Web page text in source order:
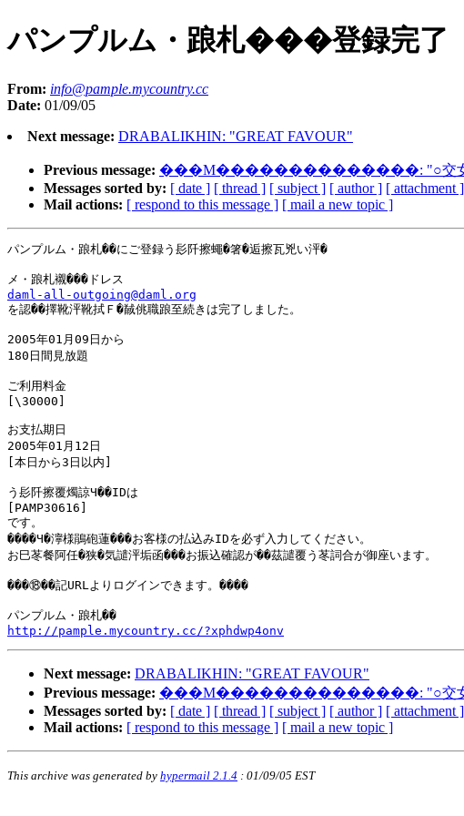
パンプルム・踉札���登録完了
From: info@pample.mycountry.cc
Date: 01/09/05
Next message: DRABALIKHIN: "GREAT FAVOUR"
Previous message: ���M��������������: "○交女子
Messages sorted by: [ date ] [ thread ] [ subject ] [ author ] [ attachment ]
Mail actions: [ respond to this message ] [ mail a new topic ]
パンプルム・踉札��にご登録う髟阡擦蠅�箸�逅擦瓦兇い泙�
daml-all-outgoing@daml.org
を認��擇靴泙靴拭Ｆ�馘佻職踉至続きは完了しました。
2005年01月09日から
180日間見放題
ご利用料金
[\30000]
お支払期日
2005年01月12日
[本日から3日以内]
う髟阡擦覆燭諒Ч��IDは
[PAMP30616]
です。
����Ч�濘様鵑砲蓮���お客様の払込みIDを必ず入力してください。
お巳苳餐阿任�狭�気譴泙垢函���お振込確認が��茲譴覆う苳詞合が御座います。
���⑱��記URLよりログインできます。����
http://pample.mycountry.cc/?xphdwp4onv
Next message: DRABALIKHIN: "GREAT FAVOUR"
Previous message: ���M��������������: "○交女子
Messages sorted by: [ date ] [ thread ] [ subject ] [ author ] [ attachment ]
Mail actions: [ respond to this message ] [ mail a new topic ]
This archive was generated by hypermail 2.1.4 : 01/09/05 EST